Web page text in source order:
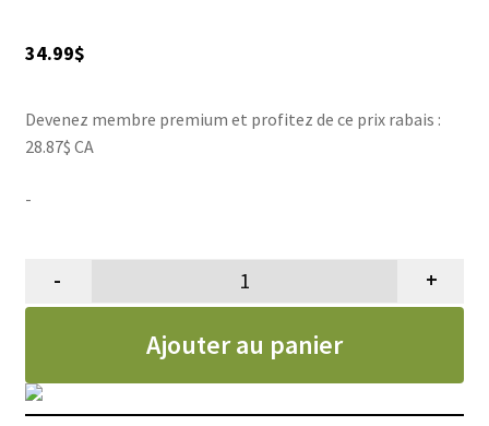
34.99$
Devenez membre premium et profitez de ce prix rabais :
28.87$ CA
-
quantité de Laisse pour chien et
- +
Ajouter au panier